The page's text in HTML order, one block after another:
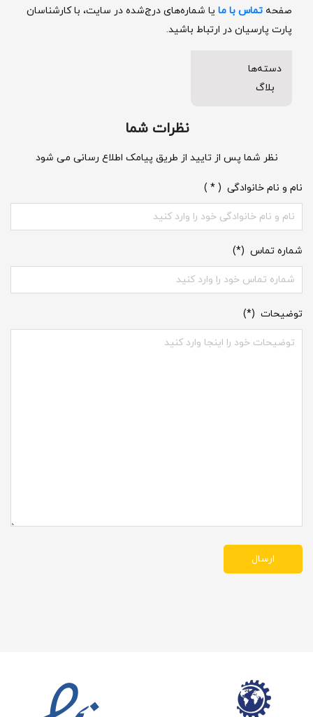
صفحه تماس با ما یا شماره‌های درج‌شده در سایت، با کارشناسان
پارت پارسیان در ارتباط باشید.
دسته‌ها
بلاگ
نظرات شما
نظر شما پس از تایید از طریق پیامک اطلاع رسانی می شود
نام و نام خانوادگی ( * )
شماره تماس (*)
توضیحات (*)